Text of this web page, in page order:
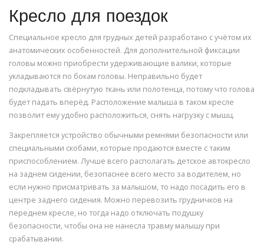
Кресло для поездок
Специальное кресло для грудных детей разработано с учётом их
анатомических особенностей. Для дополнительной фиксации
головы можно приобрести удерживающие валики, которые
укладываются по бокам головы. Неправильно будет
подкладывать свёрнутую ткань или полотенца, потому что голова
будет падать вперёд. Расположение малыша в таком кресле
позволит ему удобно расположиться, снять нагрузку с мышц.
Закрепляется устройство обычными ремнями безопасности или
специальными скобами, которые продаются вместе с таким
приспособлением. Лучше всего располагать детское автокресло
на заднем сидении, безопаснее всего место за водителем, но
если нужно присматривать за малышом, то надо посадить его в
центре заднего сидения. Можно перевозить грудничков на
переднем кресле, но тогда надо отключать подушку
безопасности, чтобы она не нанесла травму малышу при
срабатывании.